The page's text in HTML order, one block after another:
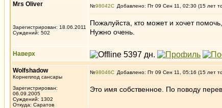
Mrs Oliver
Зарегистрирован: 18.06.2011
Суждений: 502
№98042 Добавлено: Пт 09 Сен 11, 02:30 (15 лет
Пожалуйста, кто может и хочет
Нужно очень.
Наверх
Wolfshadow
Корнеплод сансары
Зарегистрирован:
06.09.2005
Суждений: 1302
Откуда: Саратов
№98046 Добавлено: Пт 09 Сен 11, 05:16 (15 лет
Это имя собственное. По поводу